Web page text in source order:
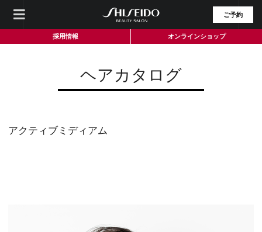
ご予約
採用情報 オンラインショップ
ヘアカタログ
アクティブミディアム